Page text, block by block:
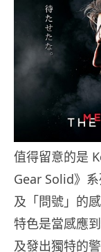
值得留意的是
Gear Solid》系
及「問號」的
特色是當感應
及發出獨特的